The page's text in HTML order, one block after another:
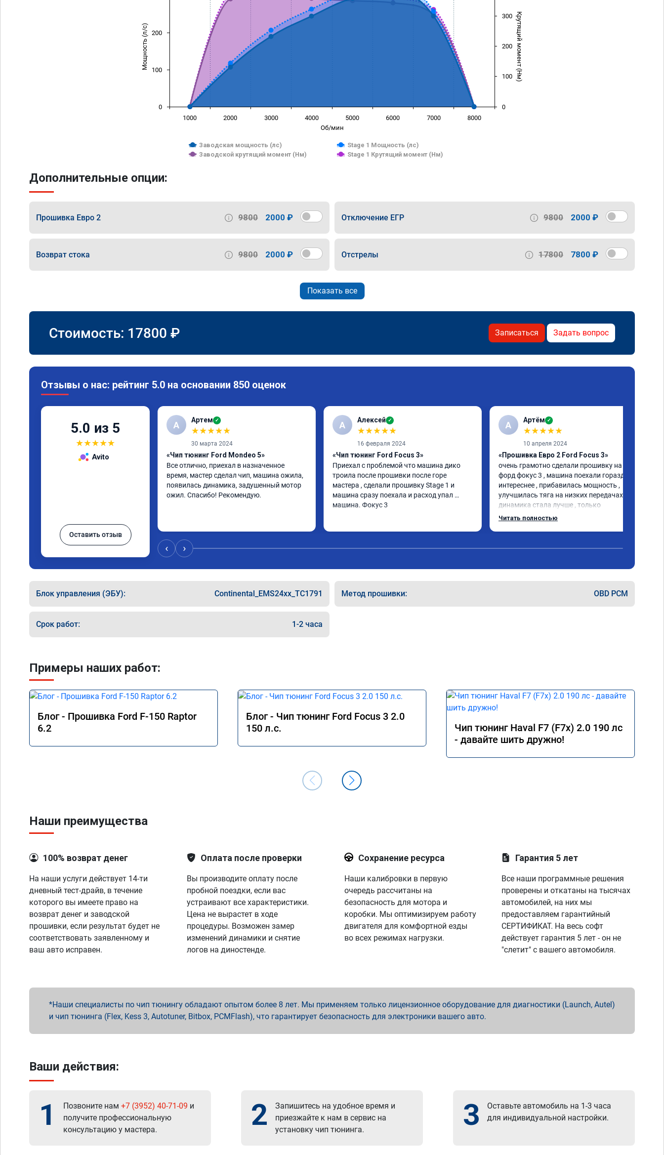
Об/мин
Мощность (л/с) Крутящий момент (Нм)
Заводская мощность (лс)
Stage 1 Мощность (лс)
Заводской крутящий момент (Нм)
Stage 1 Крутящий момент (Нм)
1000 2000 3000 4000 5000 6000 7000 8000
0
100
200
0
100
200
300
Дополнительные опции:
Прошивка Евро 2 9800 2000 ₽ Отключение ЕГР 9800 2000 ₽
Возврат стока 9800 2000 ₽ Отстрелы 17800 7800 ₽
Показать все
Стоимость: 17800 ₽ Записаться Задать вопрос
Отзывы о нас: рейтинг 5.0 на основании 850 оценок
5.0 из 5
★★★★★
Avito
Оставить отзыв
А Артем ✓
★★★★★
30 марта 2024
«Чип тюнинг Ford Mondeo 5»
Все отлично, приехал в назначенное
время, мастер сделал чип, машина ожила,
появилась динамика, задушенный мотор
ожил. Спасибо! Рекомендую.
А Алексей ✓
★★★★★
16 февраля 2024
«Чип тюнинг Ford Focus 3»
Приехал с проблемой что машина дико
троила после прошивки после горе
мастера , сделали прошивку Stage 1 и
машина сразу поехала и расход упал
машина. Фокус 3
А Артём ✓
★★★★★
10 апреля 2024
«Прошивка Евро 2 Ford Focus 3»
очень грамотно сделали прошивку на
форд фокус 3 , машина поехали гораздо
интереснее , прибавилась мощность ,
улучшилась тяга на низких передачах ,
динамика стала лучше , только
позитивные эмоции , цена
Читать полностью
‹ ›
Блок управления (ЭБУ): Continental_EMS24xx_TC1791 Метод прошивки: OBD PCM
Срок работ: 1-2 часа
Примеры наших работ:
Блог - Прошивка Ford F-150 Raptor
6.2
Блог - Чип тюнинг Ford Focus 3 2.0
150 л.с.
Чип тюнинг Haval F7 (F7x) 2.0 190 лс
- давайте шить дружно!
Наши преимущества
100% возврат денег
На наши услуги действует 14-ти
дневный тест-драйв, в течение
которого вы имеете право на
возврат денег и заводской
прошивки, если результат будет не
соответствовать заявленному и
ваш авто исправен.
Оплата после проверки
Вы производите оплату после
пробной поездки, если вас
устраивают все характеристики.
Цена не вырастет в ходе
процедуры. Возможен замер
изменений динамики и снятие
логов на диностенде.
Сохранение ресурса
Наши калибровки в первую
очередь рассчитаны на
безопасность для мотора и
коробки. Мы оптимизируем работу
двигателя для комфортной езды
во всех режимах нагрузки.
Гарантия 5 лет
Все наши программные решения
проверены и откатаны на тысячах
автомобилей, на них мы
предоставляем гарантийный
СЕРТИФИКАТ. На весь софт
действует гарантия 5 лет - он не
"слетит" с вашего автомобиля.
Наши специалисты по чип тюнингу обладают опытом более 8 лет. Мы применяем только лицензионное оборудование для диагностики (Launch, Autel)
и чип тюнинга (Flex, Kess 3, Autotuner, Bitbox, PCMFlash), что гарантирует безопасность для электроники вашего авто.
Ваши действия:
1 Позвоните нам +7 (3952) 40-71-09 и
получите профессиональную
консультацию у мастера.
2
Запишитесь на удобное время и
приезжайте к нам в сервис на
установку чип тюнинга.
3
Оставьте автомобиль на 1-3 часа
для индивидуальной настройки.